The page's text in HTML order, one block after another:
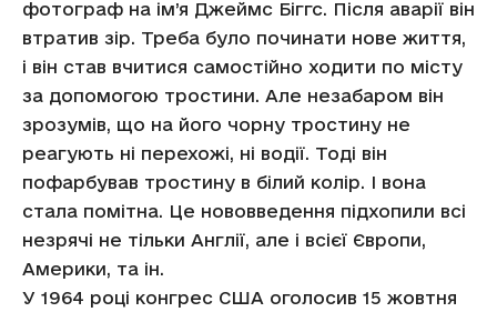
фотограф на ім’я Джеймс Біггс. Після аварії він
втратив зір. Треба було починати нове життя,
і він став вчитися самостійно ходити по місту
за допомогою тростини. Але незабаром він
зрозумів, що на його чорну тростину не
реагують ні перехожі, ні водії. Тоді він
пофарбував тростину в білий колір. І вона
стала помітна. Це нововведення підхопили всі
незрячі не тільки Англії, але і всієї Європи,
Америки, та ін.
У 1964 році конгрес США оголосив 15 жовтня